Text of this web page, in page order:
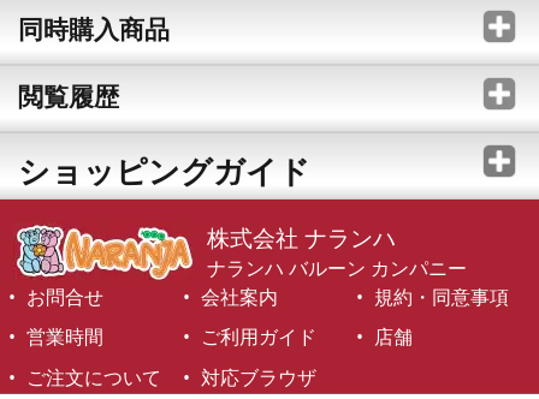
同時購入商品
閲覧履歴
ショッピングガイド
株式会社 ナランハ
ナランハ バルーン カンパニー
お問合せ
会社案内
規約・同意事項
営業時間
ご利用ガイド
店舗
ご注文について
対応ブラウザ